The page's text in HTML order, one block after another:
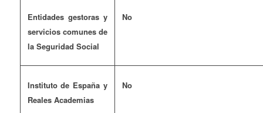
Entidades gestoras y
servicios comunes de
la Seguridad Social
No
Instituto de España y
Reales Academias
No